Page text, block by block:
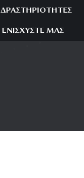
ΔΡΑΣΤΗΡΙΌΤΗΤΕΣ
ΕΝΙΣΧΎΣΤΕ ΜΑΣ